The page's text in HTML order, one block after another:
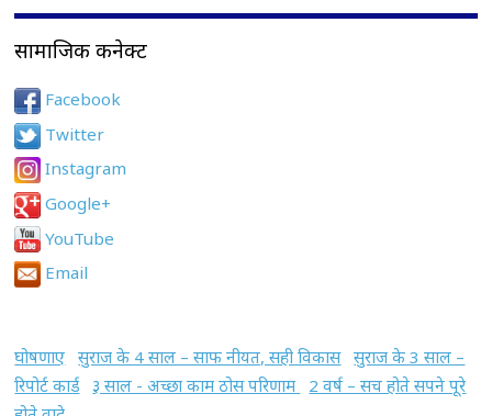
सामाजिक कनेक्ट
Facebook
Twitter
Instagram
Google+
YouTube
Email
घोषणाए सुराज के 4 साल – साफ नीयत, सही विकास सुराज के 3 साल –
रिपोर्ट कार्ड
३ साल - अच्छा काम ठोस परिणाम
2 वर्ष – सच होते सपने पूरे